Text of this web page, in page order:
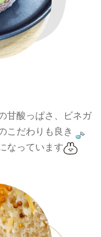
甘酸っぱさ、ビネガ
こだわりも良き
なっています